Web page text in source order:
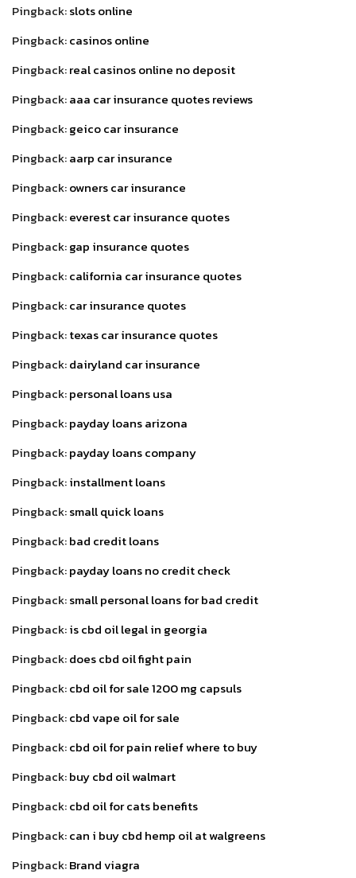
Pingback:slots online
Pingback:casinos online
Pingback:real casinos online no deposit
Pingback:aaa car insurance quotes reviews
Pingback:geico car insurance
Pingback:aarp car insurance
Pingback:owners car insurance
Pingback:everest car insurance quotes
Pingback:gap insurance quotes
Pingback:california car insurance quotes
Pingback:car insurance quotes
Pingback:texas car insurance quotes
Pingback:dairyland car insurance
Pingback:personal loans usa
Pingback:payday loans arizona
Pingback:payday loans company
Pingback:installment loans
Pingback:small quick loans
Pingback:bad credit loans
Pingback:payday loans no credit check
Pingback:small personal loans for bad credit
Pingback:is cbd oil legal in georgia
Pingback:does cbd oil fight pain
Pingback:cbd oil for sale 1200 mg capsuls
Pingback:cbd vape oil for sale
Pingback:cbd oil for pain relief where to buy
Pingback:buy cbd oil walmart
Pingback:cbd oil for cats benefits
Pingback:can i buy cbd hemp oil at walgreens
Pingback:Brand viagra